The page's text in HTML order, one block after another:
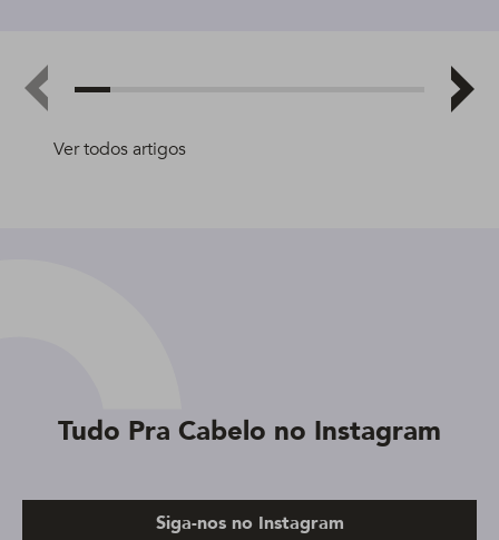
Ver todos artigos
Tudo Pra Cabelo no Instagram
Siga-nos no Instagram